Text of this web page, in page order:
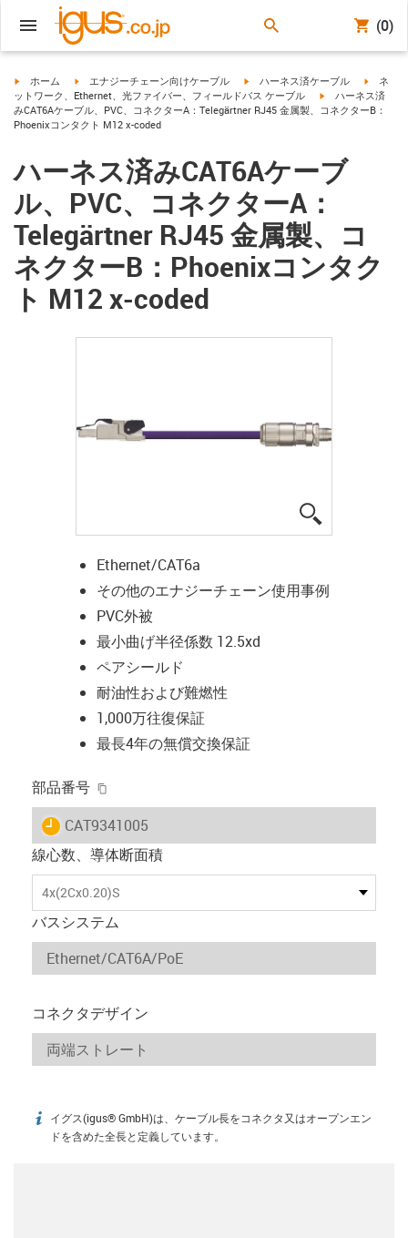
(0)
igus-icon-arrow-right
ホーム igus-icon-arrow-right
エナジーチェーン向けケーブル igus-icon-arrow-right
ハーネス済ケーブル igus-
ネ
ットワーク、Ethernet、光ファイバー、フィールドバス ケーブル
igus-icon-arrow-
ハーネス済
みCAT6Aケーブル、PVC、コネクターA：Telegärtner RJ45 金属製、コネクターB：
Phoenixコンタクト M12 x-coded
ハーネス済みCAT6Aケーブ
ル、PVC、コネクターA：
Telegärtner RJ45 金属製、コ
ネクターB：Phoenixコンタク
ト M12 x-coded
Ethernet/CAT6a
その他のエナジーチェーン使用事例
PVC外被
最小曲げ半径係数 12.5xd
ペアシールド
耐油性および難燃性
1,000万往復保証
最長4年の無償交換保証
部品番号
igus-icon-lieferzeit
CAT9341005
線心数、導体断面積
4x(2Cx0.20)S
バスシステム
コネクタデザイン
igus-icon-info
イグス(igus® GmbH)は、ケーブル長をコネクタ又はオープンエン
ドを含めた全長と定義しています。